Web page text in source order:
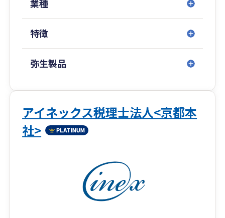
業種
特徴
弥生製品
アイネックス税理士法人<京都本
社>